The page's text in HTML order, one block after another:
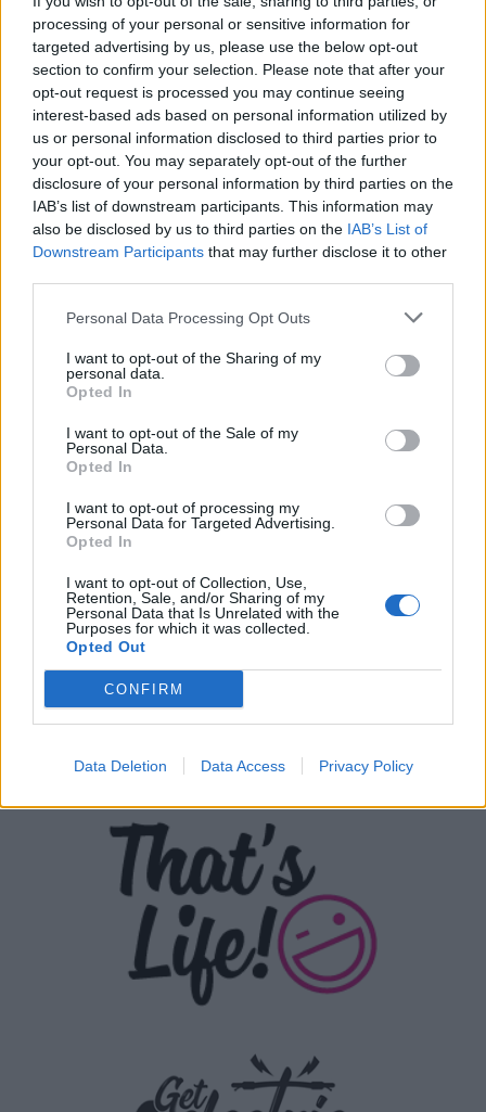
processing of your personal or sensitive information for
targeted advertising by us, please use the below opt-out
section to confirm your selection. Please note that after your
opt-out request is processed you may continue seeing
interest-based ads based on personal information utilized by
us or personal information disclosed to third parties prior to
your opt-out. You may separately opt-out of the further
disclosure of your personal information by third parties on the
IAB’s list of downstream participants. This information may
also be disclosed by us to third parties on the IAB’s List of
Downstream Participants that may further disclose it to other
Personal Data Processing Opt Outs
I want to opt-out of the Sharing of my
personal data.
Opted In
I want to opt-out of the Sale of my
Personal Data.
Opted In
I want to opt-out of processing my
Personal Data for Targeted Advertising.
Opted In
I want to opt-out of Collection, Use,
Retention, Sale, and/or Sharing of my
Personal Data that Is Unrelated with the
Purposes for which it was collected.
Opted Out
CONFIRM
Data Deletion Data Access Privacy Policy
ΓΙΏΡΓΟΣ ΓΡΊΒΑΣ 5 ημέρες ago
Η Vodafone στηρίζει τους συνδρομητές της στο
Ρέθυμνο
By ΓΙΏΡΓΟΣ ΓΡΊΒΑΣ 31 Ιουλίου, 2026
ΕΤΙΚΕΤΕΣ
design iPhone
ΣΎΝΔΕΣΜΟΙ